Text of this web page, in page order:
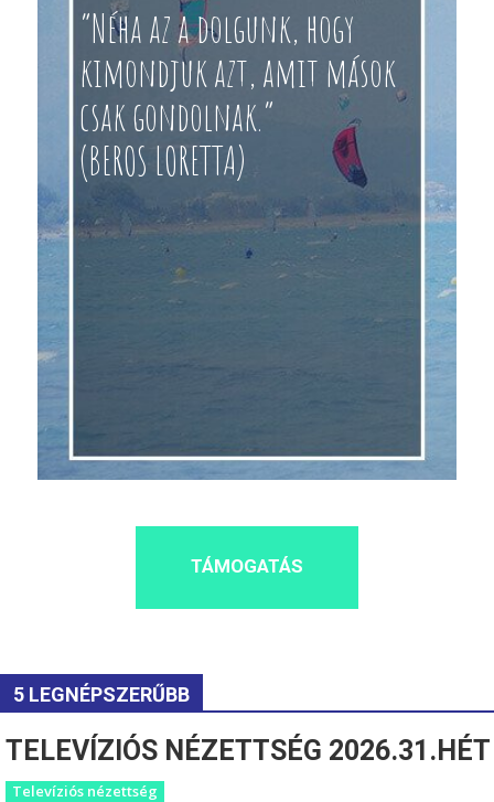
“Néha az a dolgunk, hogy
kimondjuk azt, amit mások
csak gondolnak.”
(BEROS LORETTA)
TÁMOGATÁS
5 LEGNÉPSZERŰBB
TELEVÍZIÓS NÉZETTSÉG 2026.31.HÉT
Televíziós nézettség